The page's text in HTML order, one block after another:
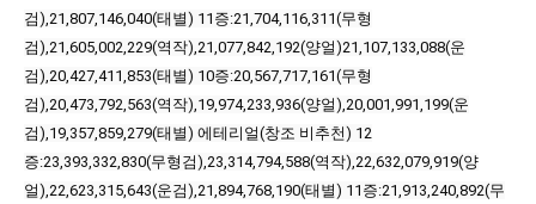
검),21,807,146,040(태별) 11증:21,704,116,311(무형
검),21,605,002,229(역작),21,077,842,192(양얼)21,107,133,088(운
검),20,427,411,853(태별) 10증:20,567,717,161(무형
검),20,473,792,563(역작),19,974,233,936(양얼),20,001,991,199(운
검),19,357,859,279(태별) 에테리얼(창조 비추천) 12
증:23,393,332,830(무형검),23,314,794,588(역작),22,632,079,919(양
얼),22,623,315,643(운검),21,894,768,190(태별) 11증:21,913,240,892(무